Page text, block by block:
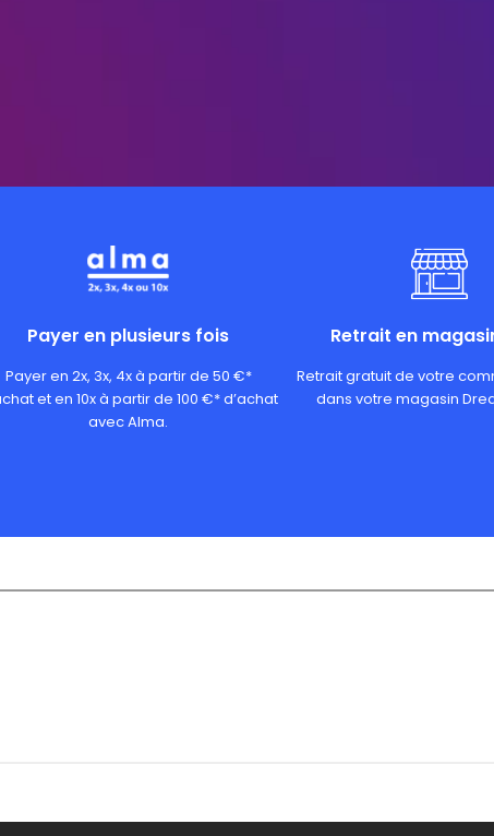
Payer en plusieurs fois
Payer en 2x, 3x, 4x à partir de 50 €*
et en 10x à partir de 100 €* d’achat
avec Alma.
Retrait en
Retrait gratuit de votre
dans votre magasin